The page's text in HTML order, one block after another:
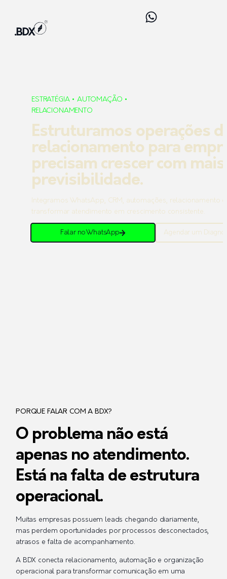
ESTRATÉGIA • AUTOMAÇÃO •
RELACIONAMENTO
Estruturamos operações
relacionamento para
precisam crescer com
previsibilidade.
Integramos WhatsApp, CRM, automações, relacionamento
transformar atendimento em crescimento consistente.
Falar no WhatsApp Agendar um
PORQUE FALAR COM A BDX?
O problema não está
apenas no atendimento.
Está na falta de estrutura
operacional.
Muitas empresas possuem leads chegando diariamente,
mas perdem oportunidades por processos desconectados,
atrasos e falta de acompanhamento.
A BDX conecta relacionamento, automação e organização
operacional para transformar comunicação em uma